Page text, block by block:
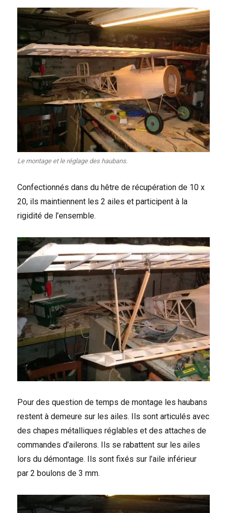
Le montage et le réglage des haubans.
Confectionnés dans du hêtre de récupération de 10 x
20, ils maintiennent les 2 ailes et participent à la
rigidité de l’ensemble.
Pour des question de temps de montage les haubans
restent à demeure sur les ailes. Ils sont articulés avec
des chapes métalliques réglables et des attaches de
commandes d’ailerons. Ils se rabattent sur les ailes
lors du démontage. Ils sont fixés sur l’aile inférieur
par 2 boulons de 3 mm.